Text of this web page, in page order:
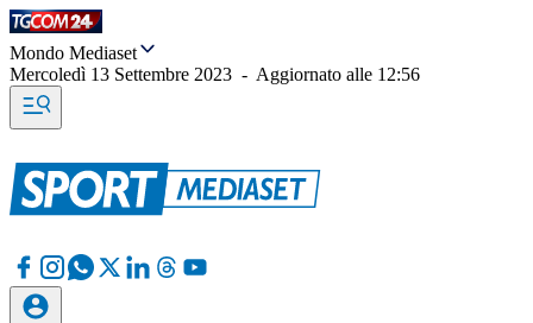
Mondo Mediaset
Mercoledì 13 Settembre 2023 - Aggiornato alle 12:56